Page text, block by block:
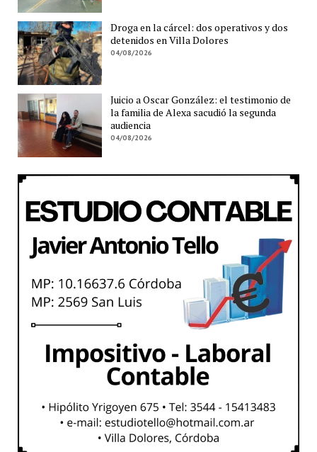
Droga en la cárcel: dos operativos y dos
detenidos en Villa Dolores
04/08/2026
Juicio a Oscar González: el testimonio de
la familia de Alexa sacudió la segunda
audiencia
04/08/2026